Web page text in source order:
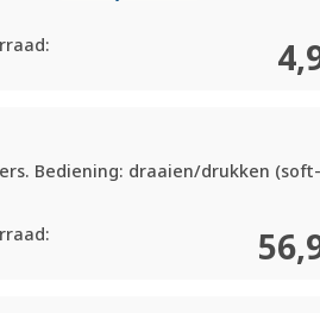
Bediening: draaien/drukken